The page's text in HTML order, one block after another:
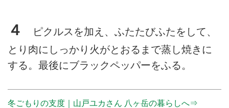
４
ピクルスを加え、ふたたびふたをして、
とり肉にしっかり火がとおるまで蒸し焼きに
する。最後にブラックペッパーをふる。
冬ごもりの支度｜山戸ユカさん 八ヶ岳の暮らしへ⇒